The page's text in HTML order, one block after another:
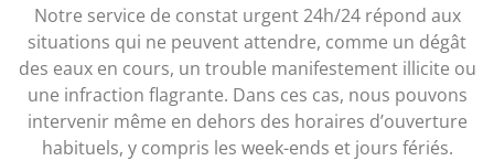
Notre service de constat urgent 24h/24 répond aux
situations qui ne peuvent attendre, comme un dégât
des eaux en cours, un trouble manifestement illicite ou
une infraction flagrante. Dans ces cas, nous pouvons
intervenir même en dehors des horaires d’ouverture
habituels, y compris les week-ends et jours fériés.